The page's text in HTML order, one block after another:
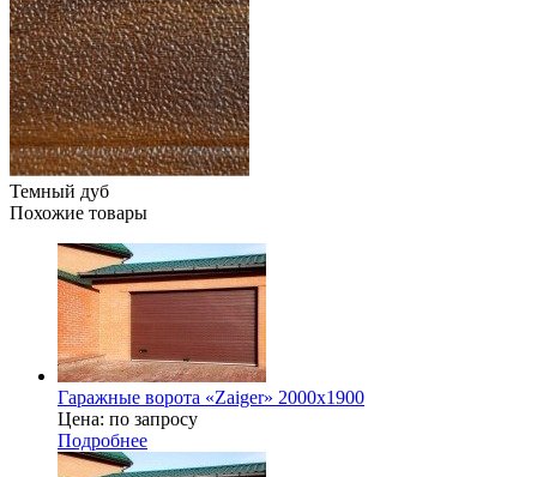
Темный дуб
Похожие товары
Гаражные ворота «Zaiger» 2000х1900
Цена: по запросу
Подробнее